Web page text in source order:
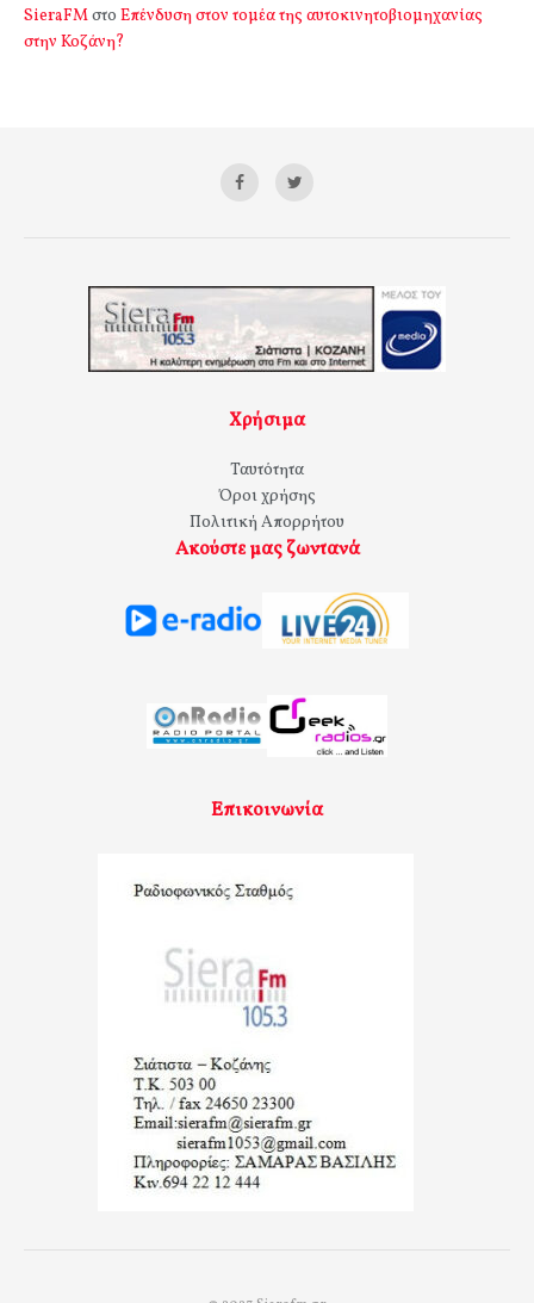
SieraFMστο Επένδυση στον τομέα της αυτοκινητοβιομηχανίας
στην Κοζάνη?
Χρήσιμα
Ταυτότητα
Όροι χρήσης
Πολιτική Απορρήτου
Ακούστε μας ζωντανά
Επικοινωνία